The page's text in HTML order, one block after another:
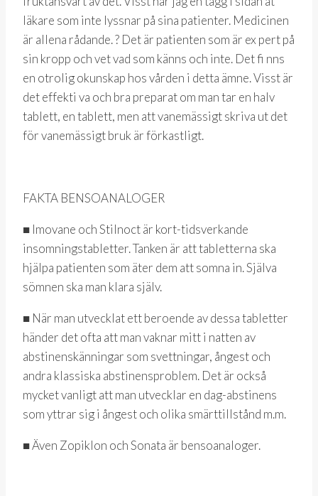
läkare som inte lyssnar på sina patienter. Medicinen
är allena rådande. ? Det är patienten som är ex pert på
sin kropp och vet vad som känns och inte. Det fi nns
en otrolig okunskap hos vården i detta ämne. Visst är
det effekti va och bra preparat om man tar en halv
tablett, en tablett, men att vanemässigt skriva ut det
för vanemässigt bruk är förkastligt.
FAKTA BENSOANALOGER
■ Imovane och Stilnoct är kort-tidsverkande
insomningstabletter. Tanken är att tabletterna ska
hjälpa patienten som äter dem att somna in. Själva
sömnen ska man klara själv.
■ När man utvecklat ett beroende av dessa tabletter
händer det ofta att man vaknar mitt i natten av
abstinenskänningar som svettningar, ångest och
andra klassiska abstinensproblem. Det är också
mycket vanligt att man utvecklar en dag-abstinens
som yttrar sig i ångest och olika smärttillstånd m.m.
■ Även Zopiklon och Sonata är bensoanaloger.